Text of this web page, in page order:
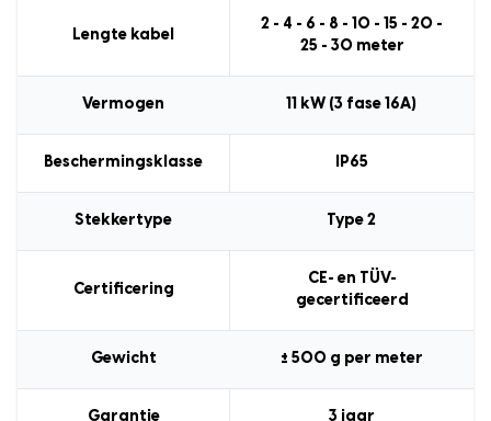
Lengte kabel
2 - 4 - 6 - 8 - 10 - 15 - 20 -
25 - 30 meter
Vermogen 11 kW (3 fase 16A)
Beschermingsklasse IP65
Stekkertype Type 2
Certificering
CE- en TÜV-
gecertificeerd
Gewicht ± 500 g per meter
Garantie 3 jaar